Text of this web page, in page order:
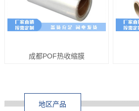
成都POF热收缩膜
地区产品